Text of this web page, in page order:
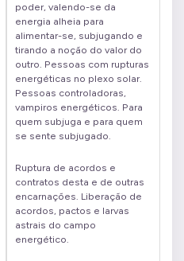
poder, valendo-se da
energia alheia para
alimentar-se, subjugando e
tirando a noção do valor do
outro. Pessoas com rupturas
energéticas no plexo solar.
Pessoas controladoras,
vampiros energéticos. Para
quem subjuga e para quem
se sente subjugado.
Ruptura de acordos e
contratos desta e de outras
encarnações. Liberação de
acordos, pactos e larvas
astrais do campo
energético.